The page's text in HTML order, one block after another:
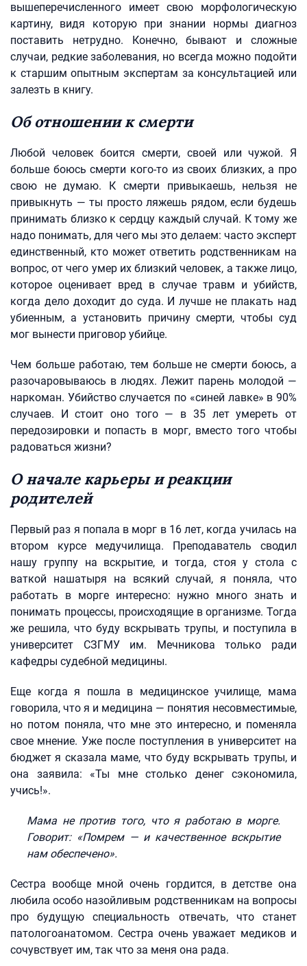
вышеперечисленного имеет свою морфологическую
картину, видя которую при знании нормы диагноз
поставить нетрудно. Конечно, бывают и сложные
случаи, редкие заболевания, но всегда можно подойти
к старшим опытным экспертам за консультацией или
залезть в книгу.
Об отношении к смерти
Любой человек боится смерти, своей или чужой. Я
больше боюсь смерти кого‑то из своих близких, а про
свою не думаю. К смерти привыкаешь, нельзя не
привыкнуть — ты просто ляжешь рядом, если будешь
принимать близко к сердцу каждый случай. К тому же
надо понимать, для чего мы это делаем: часто эксперт
единственный, кто может ответить родственникам на
вопрос, от чего умер их близкий человек, а также лицо,
которое оценивает вред в случае травм и убийств,
когда дело доходит до суда. И лучше не плакать над
убиенным, а установить причину смерти, чтобы суд
мог вынести приговор убийце.
Чем больше работаю, тем больше не смерти боюсь, а
разочаровываюсь в людях. Лежит парень молодой —
наркоман. Убийство случается по «синей лавке» в 90%
случаев. И стоит оно того — в 35 лет умереть от
передозировки и попасть в морг, вместо того чтобы
радоваться жизни?
О начале карьеры и реакции
родителей
Первый раз я попала в морг в 16 лет, когда училась на
втором курсе медучилища. Преподаватель сводил
нашу группу на вскрытие, и тогда, стоя у стола с
ваткой нашатыря на всякий случай, я поняла, что
работать в морге интересно: нужно много знать и
понимать процессы, происходящие в организме. Тогда
же решила, что буду вскрывать трупы, и поступила в
университет СЗГМУ им. Мечникова только ради
кафедры судебной медицины.
Еще когда я пошла в медицинское училище, мама
говорила, что я и медицина — понятия несовместимые,
но потом поняла, что мне это интересно, и поменяла
свое мнение. Уже после поступления в университет на
бюджет я сказала маме, что буду вскрывать трупы, и
она заявила: «Ты мне столько денег сэкономила,
учись!».
Мама не против того, что я работаю в морге.
Говорит: «Помрем — и качественное вскрытие
нам обеспечено».
Сестра вообще мной очень гордится, в детстве она
любила особо назойливым родственникам на вопросы
про будущую специальность отвечать, что станет
патологоанатомом. Сестра очень уважает медиков и
сочувствует им, так что за меня она рада.